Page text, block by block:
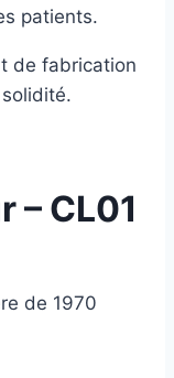
patients.
de fabrication
– CL01
de 1970